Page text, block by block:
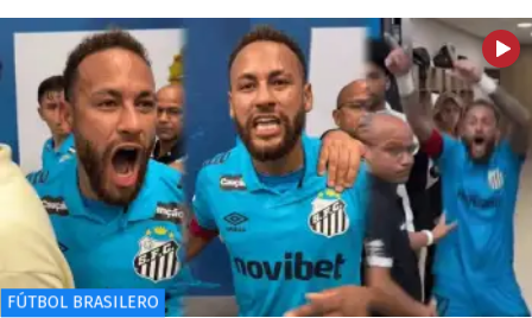
FÚTBOL BRASILERO